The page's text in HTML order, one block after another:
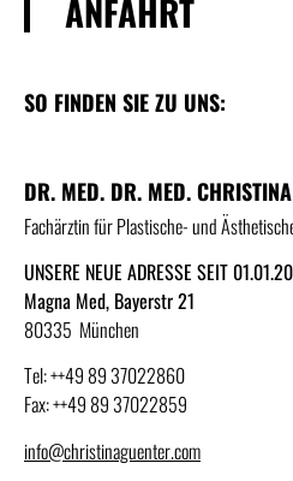
ANFAHRT
SO FINDEN SIE ZU UNS:
DR. MED. DR. MED.
Fachärztin für Plastische- und
UNSERE NEUE ADRESSE SEIT
Magna Med, Bayerstr 21
80335 München
Tel: ++49 89 37022860
Fax: ++49 89 37022859
info@christinaguenter.com